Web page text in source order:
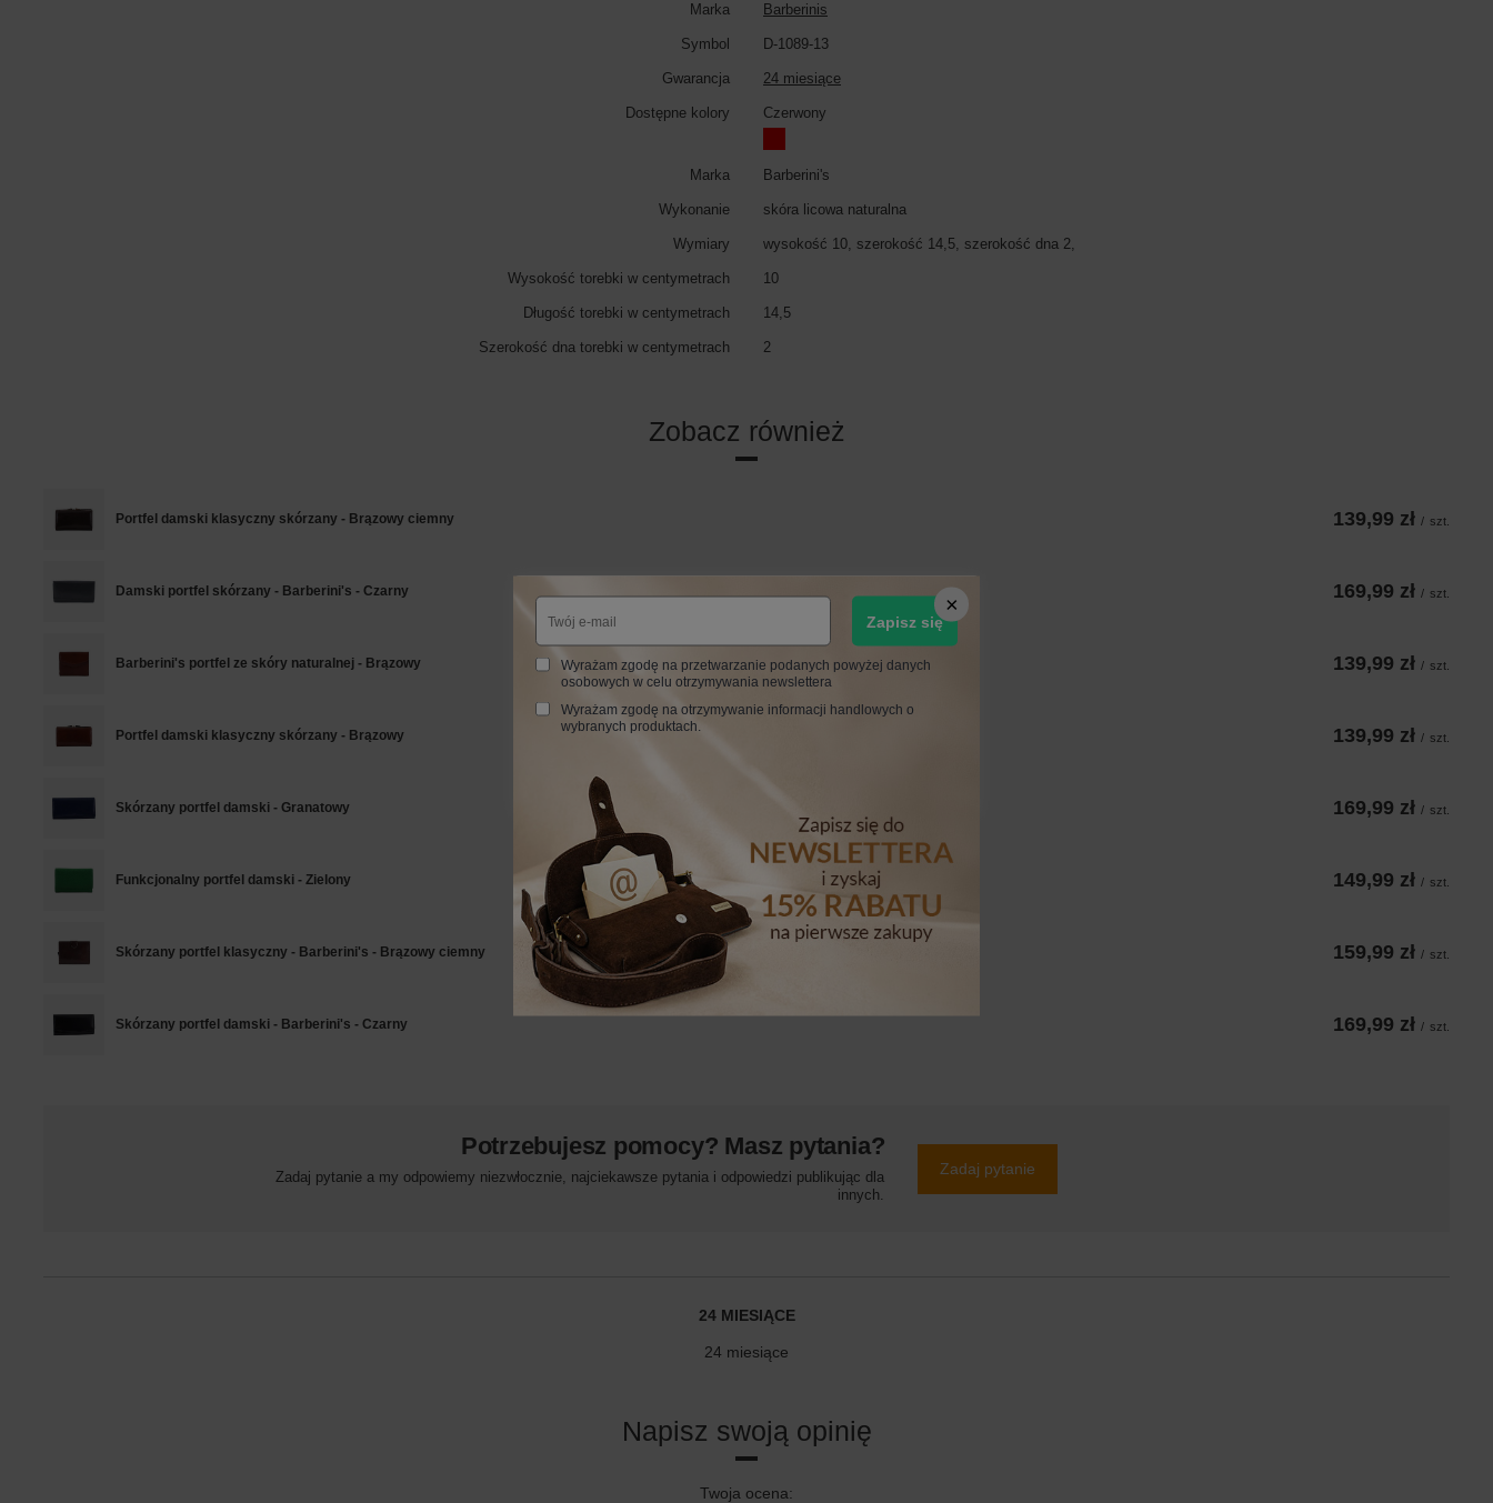
Marka Barberinis
Symbol D-1089-13
Gwarancja 24 miesiące
Dostępne kolory Czerwony
Marka Barberini's
Wykonanie skóra licowa naturalna
Wymiary wysokość 10, szerokość 14,5, szerokość dna 2,
Wysokość torebki w centymetrach 10
Długość torebki w centymetrach 14,5
Szerokość dna torebki w centymetrach 2
Zobacz również
Portfel damski klasyczny skórzany - Brązowy ciemny 139,99 zł / szt.
Damski portfel skórzany - Barberini's - Czarny 169,99 zł / szt.
Barberini's portfel ze skóry naturalnej - Brązowy 139,99 zł / szt.
Portfel damski klasyczny skórzany - Brązowy 139,99 zł / szt.
Skórzany portfel damski - Granatowy 169,99 zł / szt.
Funkcjonalny portfel damski - Zielony 149,99 zł / szt.
Skórzany portfel klasyczny - Barberini's - Brązowy ciemny 159,99 zł / szt.
Skórzany portfel damski - Barberini's - Czarny 169,99 zł / szt.
Potrzebujesz pomocy? Masz pytania?
Zadaj pytanie a my odpowiemy niezwłocznie, najciekawsze pytania i odpowiedzi publikując dla
innych.
Zadaj pytanie
24 MIESIĄCE
24 miesiące
Napisz swoją opinię
Twoja ocena:
Zapisz się
Wyrażam zgodę na przetwarzanie podanych powyżej danych
osobowych w celu otrzymywania newslettera
Wyrażam zgodę na otrzymywanie informacji handlowych o
wybranych produktach.